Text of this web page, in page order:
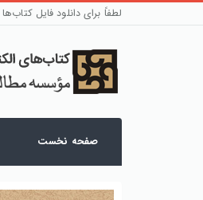
لطفاً برای دانلود فایل کتاب‌ها
صفحه نخست